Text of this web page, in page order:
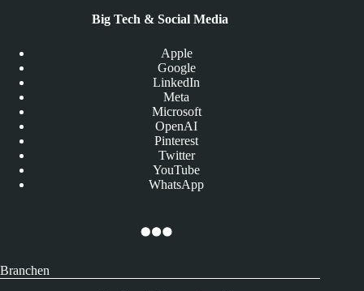
Big Tech & Social Media
Apple
Google
LinkedIn
Meta
Microsoft
OpenAI
Pinterest
Twitter
YouTube
WhatsApp
Branchen